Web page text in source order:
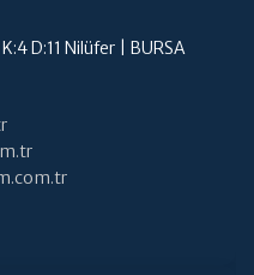
D:11 Nilüfer | BURSA